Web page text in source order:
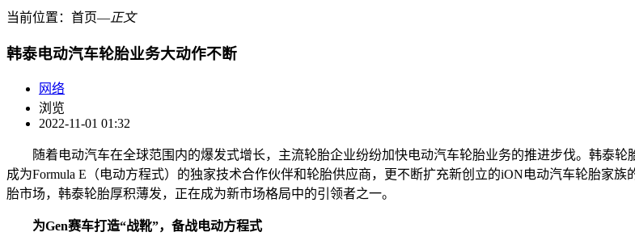
当前位置： 首页―正文
韩泰电动汽车轮胎业务大动作不断
网络
浏览
2022-11-01 01:32
随着电动汽车在全球范围内的爆发式增长，主流轮胎企业纷纷加快电动汽车轮胎业务的推进步伐。韩泰轮
成为Formula E（电动方程式）的独家技术合作伙伴和轮胎供应商，更不断扩充新创立的iON电动汽车轮胎家
胎市场，韩泰轮胎厚积薄发，正在成为新市场格局中的引领者之一。
为Gen赛车打造“战靴”，备战电动方程式